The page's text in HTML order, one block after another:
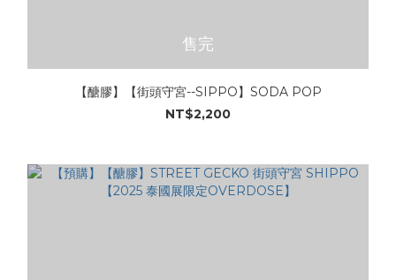
售完
【醣膠】【街頭守宮--SIPPO】SODA POP
NT$2,200